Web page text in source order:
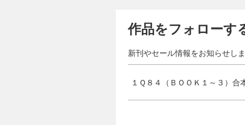
作品をフォローす
新刊やセール情報をお知らせしま
１Ｑ８４（ＢＯＯＫ１～３）合